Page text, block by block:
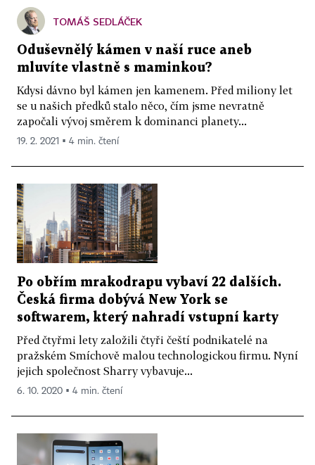
TOMÁŠ SEDLÁČEK
Oduševnělý kámen v naší ruce aneb
mluvíte vlastně s maminkou?
Kdysi dávno byl kámen jen kamenem. Před miliony let
se u našich předků stalo něco, čím jsme nevratně
započali vývoj směrem k dominanci planety...
19. 2. 2021 ▪ 4 min. čtení
Po obřím mrakodrapu vybaví 22 dalších.
Česká firma dobývá New York se
softwarem, který nahradí vstupní karty
Před čtyřmi lety založili čtyři čeští podnikatelé na
pražském Smíchově malou technologickou firmu. Nyní
jejich společnost Sharry vybavuje...
6. 10. 2020 ▪ 4 min. čtení